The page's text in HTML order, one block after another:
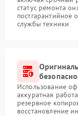
статус ремонта
постгарантийное
службы техники
Использование
аккуратная
резервное
восстановление